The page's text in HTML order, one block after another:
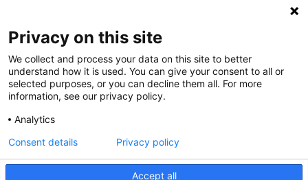
@CGTCatalunya
cgtcatalunya
cgtcatalunya
Privacy on this site
We collect and process your data on this site to better
understand how it is used. You can give your consent to all or
selected purposes, or you can decline them all. For more
information, see our privacy policy.
Analytics
Accept all
Consent details Privacy policy